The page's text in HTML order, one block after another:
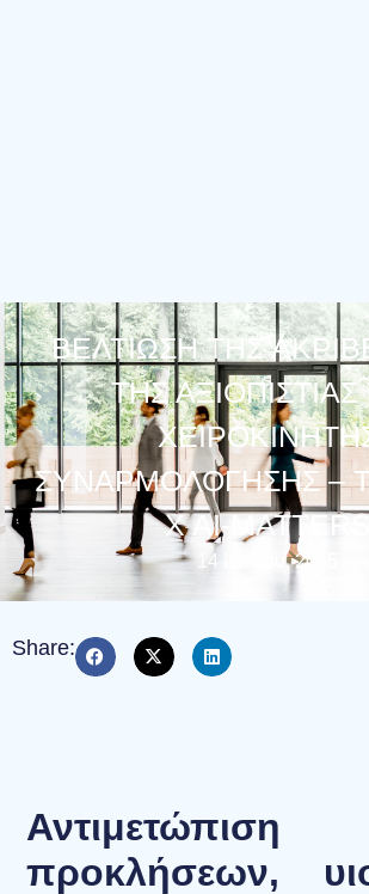
ΒΕΛΤΊΩΣΗ ΤΗΣ
ΤΗΣ
ΣΥΝΑΡΜΟΛΌΓΗΣΗΣ –
X AI-
14 Ιουλίου, 2025
Share:
προκλήσεων,